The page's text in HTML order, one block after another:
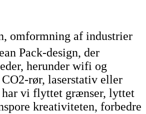
omformning af industrier
Pack-design, der
herunder wifi og
rør, laserstativ eller
har vi flyttet grænser, lyttet
kreativiteten, forbedre